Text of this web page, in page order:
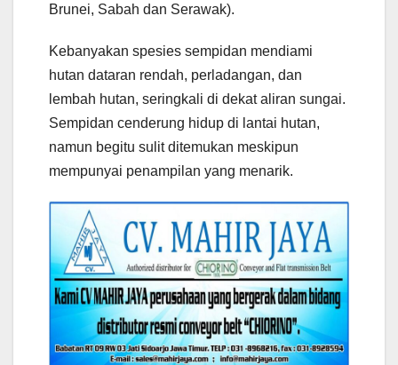
Brunei, Sabah dan Serawak).
Kebanyakan spesies sempidan mendiami
hutan dataran rendah, perladangan, dan
lembah hutan, seringkali di dekat aliran sungai.
Sempidan cenderung hidup di lantai hutan,
namun begitu sulit ditemukan meskipun
mempunyai penampilan yang menarik.